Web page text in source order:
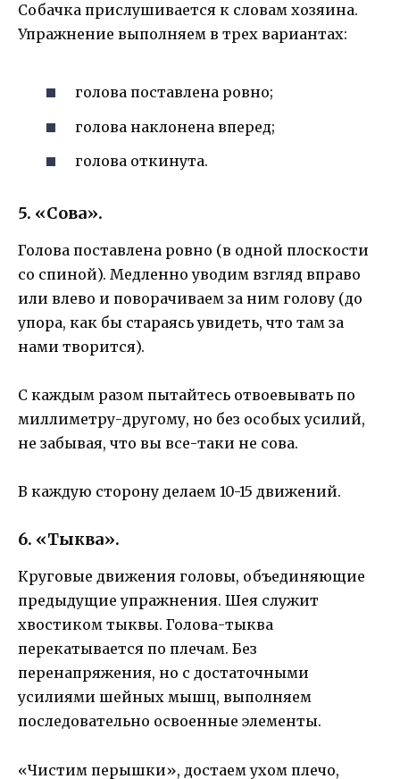
Собачка прислушивается к словам хозяина.
Упражнение выполняем в трех вариантах:
голова поставлена ровно;
голова наклонена вперед;
голова откинута.
5. «Сова».
Голова поставлена ровно (в одной плоскости
со спиной). Медленно уводим взгляд вправо
или влево и поворачиваем за ним голову (до
упора, как бы стараясь увидеть, что там за
нами творится).
С каждым разом пытайтесь отвоевывать по
миллиметру-другому, но без особых усилий,
не забывая, что вы все-таки не сова.
В каждую сторону делаем 10-15 движений.
6. «Тыква».
Круговые движения головы, объединяющие
предыдущие упражнения. Шея служит
хвостиком тыквы. Голова-тыква
перекатывается по плечам. Без
перенапряжения, но с достаточными
усилиями шейных мышц, выполняем
последовательно освоенные элементы.
«Чистим перышки», достаем ухом плечо,